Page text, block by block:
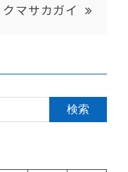
クマサカガイ